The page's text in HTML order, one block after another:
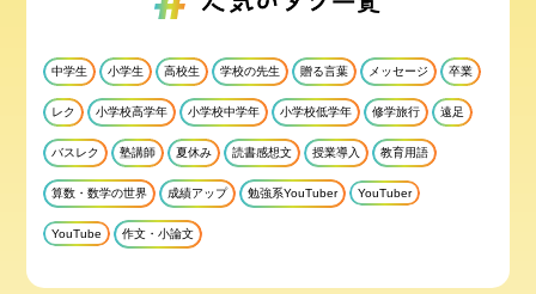
中学生 小学生 高校生 学校の先生 贈る言葉 メッセージ 卒業
レク 小学校高学年 小学校中学年 小学校低学年 修学旅行 遠足
バスレク 塾講師 夏休み 読書感想文 授業導入 教育用語
算数・数学の世界 成績アップ 勉強系YouTuber YouTuber
YouTube 作文・小論文